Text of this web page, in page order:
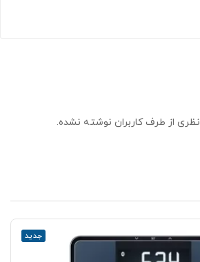
از طرف کاربران نوشته نشده.
جدید